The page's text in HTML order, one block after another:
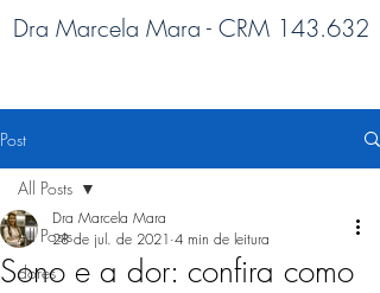
Dra Marcela Mara - CRM 143.632
Post
All Posts
dores
All Posts
Sono e a dor: confira como
Dra Marcela Mara
28 de jul. de 2021 4 min de leitura